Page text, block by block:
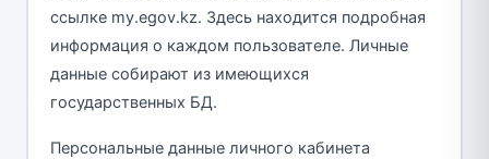
ссылке my.egov.kz. Здесь находится подробная
информация о каждом пользователе. Личные
данные собирают из имеющихся
государственных БД.
Персональные данные личного кабинета